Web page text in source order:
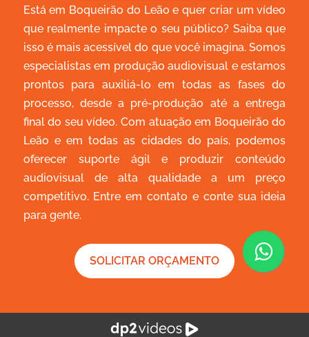
Está em Boqueirão do Leão e quer criar um vídeo
que realmente impacte o seu público? Saiba que
isso é mais acessível do que você imagina. Somos
especialistas em produção audiovisual e estamos
prontos para auxiliá-lo em todas as fases do
processo, desde a pré-produção até a entrega
final do seu vídeo. Com atuação em Boqueirão do
Leão e em todas as cidades do país, podemos
oferecer suporte ágil e produzir conteúdo
audiovisual de alta qualidade a um preço
competitivo. Entre em contato e conte sua ideia
para gente.
SOLICITAR ORÇAMENTO